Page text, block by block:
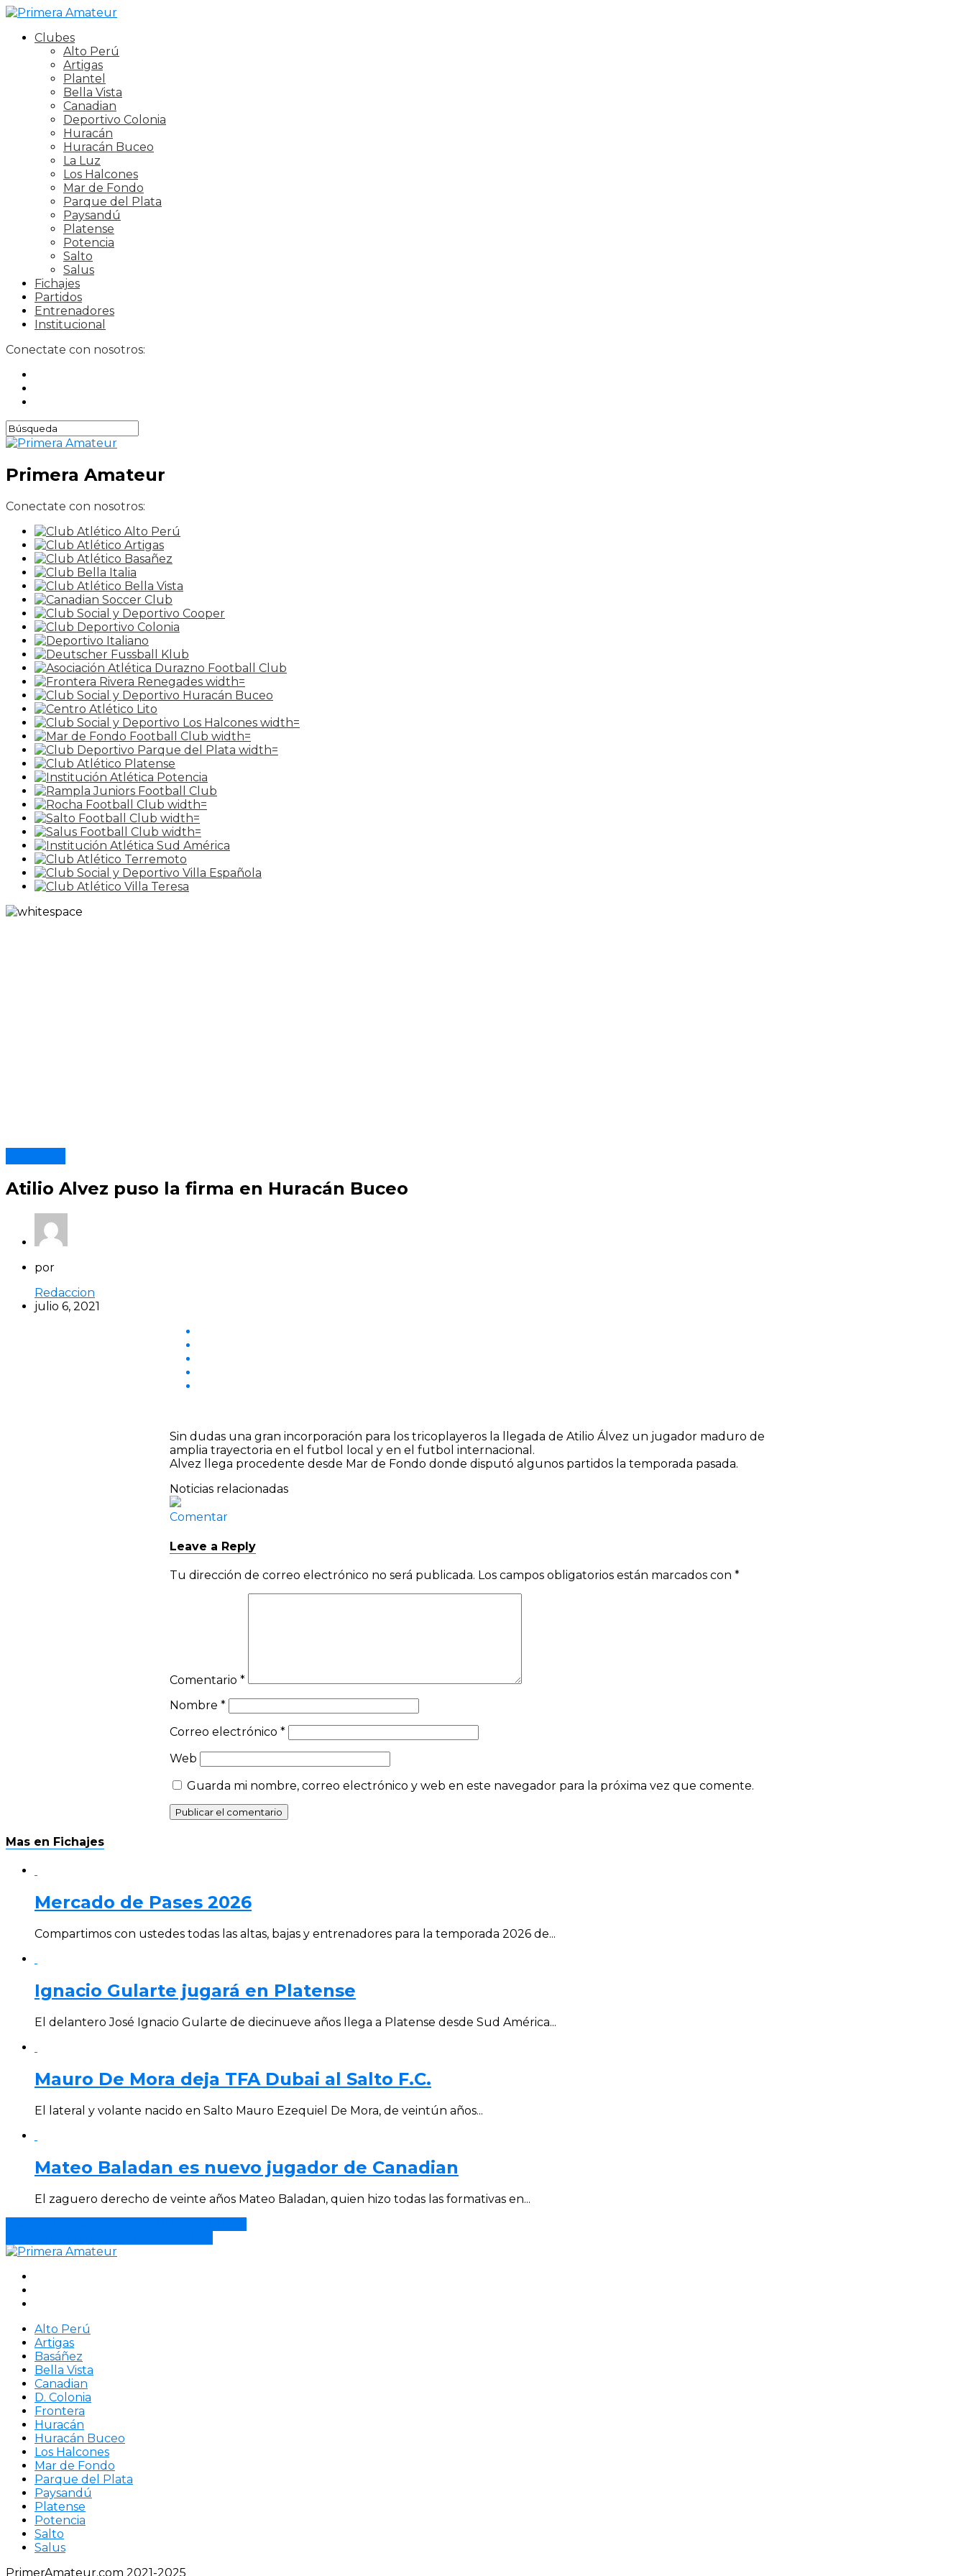
Clubes
Alto Perú
Artigas
Plantel
Bella Vista
Canadian
Deportivo Colonia
Huracán
Huracán Buceo
La Luz
Los Halcones
Mar de Fondo
Parque del Plata
Paysandú
Platense
Potencia
Salto
Salus
Fichajes
Partidos
Entrenadores
Institucional
Conectate con nosotros:
Primera Amateur
Conectate con nosotros:
Atilio Alvez puso la firma en Huracán Buceo
por
Redaccion
julio 6, 2021
Sin dudas una gran incorporación para los tricoplayeros la llegada de Atilio Álvez un jugador maduro de
amplia trayectoria en el futbol local y en el futbol internacional.
Alvez llega procedente desde Mar de Fondo donde disputó algunos partidos la temporada pasada.
Noticias relacionadas
Comentar
Leave a Reply
Tu dirección de correo electrónico no será publicada. Los campos obligatorios están marcados con *
Comentario *
Nombre *
Correo electrónico *
Web
Guarda mi nombre, correo electrónico y web en este navegador para la próxima vez que comente.
Mas en Fichajes
Mercado de Pases 2026
Compartimos con ustedes todas las altas, bajas y entrenadores para la temporada 2026 de...
Ignacio Gularte jugará en Platense
El delantero José Ignacio Gularte de diecinueve años llega a Platense desde Sud América...
Mauro De Mora deja TFA Dubai al Salto F.C.
El lateral y volante nacido en Salto Mauro Ezequiel De Mora, de veintún años...
Mateo Baladan es nuevo jugador de Canadian
El zaguero derecho de veinte años Mateo Baladan, quien hizo todas las formativas en...
Alto Perú
Artigas
Basáñez
Bella Vista
Canadian
D. Colonia
Frontera
Huracán
Huracán Buceo
Los Halcones
Mar de Fondo
Parque del Plata
Paysandú
Platense
Potencia
Salto
Salus
PrimerAmateur.com 2021-2025